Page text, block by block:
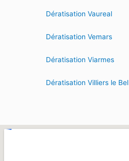
Dératisation Vaureal
Dératisation Vemars
Dératisation Viarmes
Dératisation Villiers le Bel